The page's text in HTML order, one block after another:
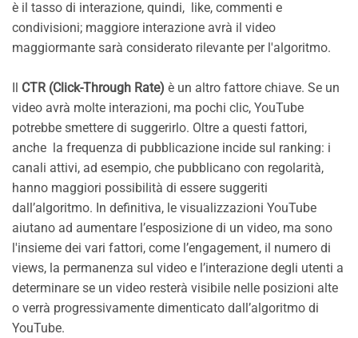
è il tasso di interazione, quindi, like, commenti e
condivisioni; maggiore interazione avrà il video
maggiormante sarà considerato rilevante per l'algoritmo.
Il CTR (Click-Through Rate) è un altro fattore chiave. Se un
video avrà molte interazioni, ma pochi clic, YouTube
potrebbe smettere di suggerirlo. Oltre a questi fattori,
anche la frequenza di pubblicazione incide sul ranking: i
canali attivi, ad esempio, che pubblicano con regolarità,
hanno maggiori possibilità di essere suggeriti
dall’algoritmo. In definitiva, le visualizzazioni YouTube
aiutano ad aumentare l’esposizione di un video, ma sono
l'insieme dei vari fattori, come l’engagement, il numero di
views, la permanenza sul video e l’interazione degli utenti a
determinare se un video resterà visibile nelle posizioni alte
o verrà progressivamente dimenticato dall’algoritmo di
YouTube.